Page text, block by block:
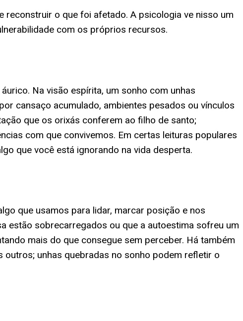
reconstruir o que foi afetado. A psicologia ve nisso um
com os próprios recursos.
Na visão espírita, um sonho com unhas
cansaço acumulado, ambientes pesados ou vínculos
que os orixás conferem ao filho de santo;
com que convivemos. Em certas leituras populares
que você está ignorando na vida desperta.
que usamos para lidar, marcar posição e nos
estão sobrecarregados ou que a autoestima sofreu um
mais do que consegue sem perceber. Há também
unhas quebradas no sonho podem refletir o